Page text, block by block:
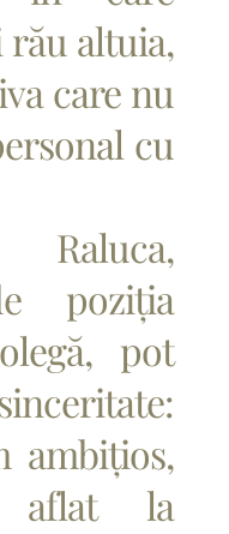
rău altuia,
care nu
cu
poziția
pot
ambițios,
aflat la